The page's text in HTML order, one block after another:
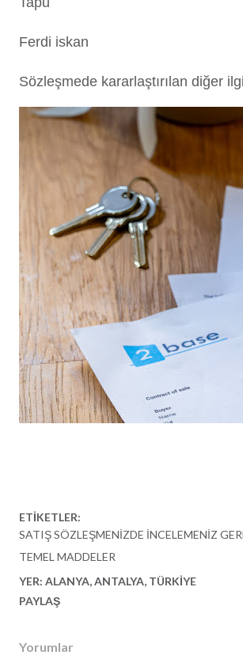
Ferdi iskan
Sözleşmede kararlaştırılan diğer
ETIKETLER:
SATIŞ SÖZLEŞMENIZDE İNCELEMENIZ
TEMEL MADDELER
YER: ALANYA, ANTALYA, TÜRKIYE
PAYLAŞ
Yorumlar